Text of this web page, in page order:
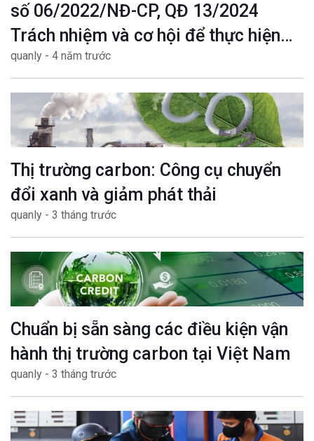
số 06/2022/NĐ-CP, QĐ 13/2024
Trách nhiệm và cơ hội để thực hiện
mục tiêu Net zero
quanly - 4 năm trước
Thị trường carbon: Công cụ chuyển
đổi xanh và giảm phát thải
quanly - 3 tháng trước
Chuẩn bị sẵn sàng các điều kiện vận
hành thị trường carbon tại Việt Nam
quanly - 3 tháng trước